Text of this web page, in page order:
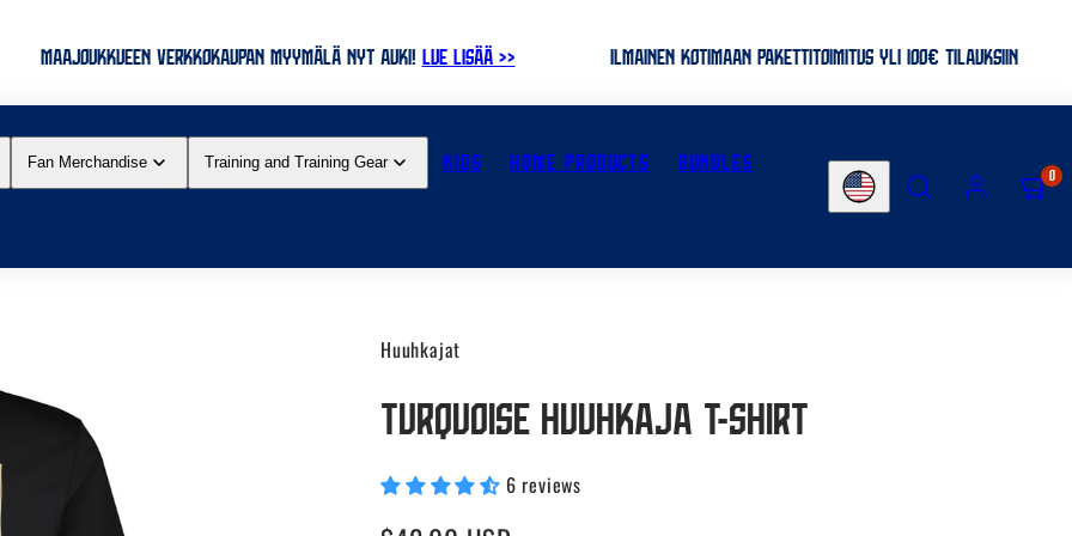
MAAJOUKKUEEN VERKKOKAUPAN MYYMÄLÄ NYT AUKI! LUE LISÄÄ >> ILMAINEN KOTIMAAN PAKETTITOIMITUS YLI 100€ TILAUKSIIN
Fan Merchandise Training and Training Gear KIDS HOME PRODUCTS BUNDLES
Country/region
SEARCH ACCOUNTVIEW
MY
(0)
0
Huuhkajat
Turquoise huuhkaja t-shirt
6 reviews